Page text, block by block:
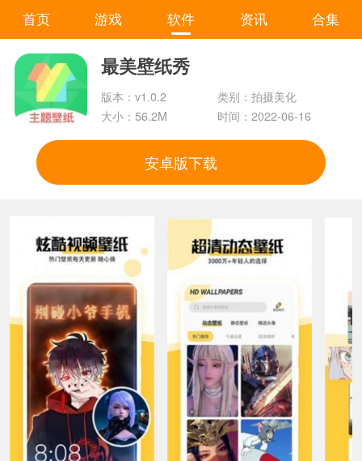
首页 游戏 软件 资讯 合集
最美壁纸秀
版本：v1.0.2
类别：拍摄美化
大小：56.2M
时间：2022-06-16
安卓版下载